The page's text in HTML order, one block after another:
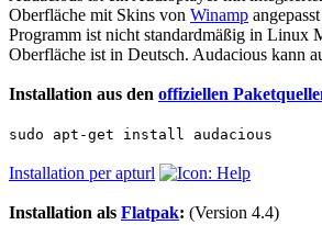
Oberfläche mit Skins von Winamp
Programm ist nicht standardmäßig in Linux
Oberfläche ist in Deutsch. Audacious kann
Installation aus den offiziellen
sudo apt-get install audacious
Installation per apturl
Installation als Flatpak: (Version 4.4)